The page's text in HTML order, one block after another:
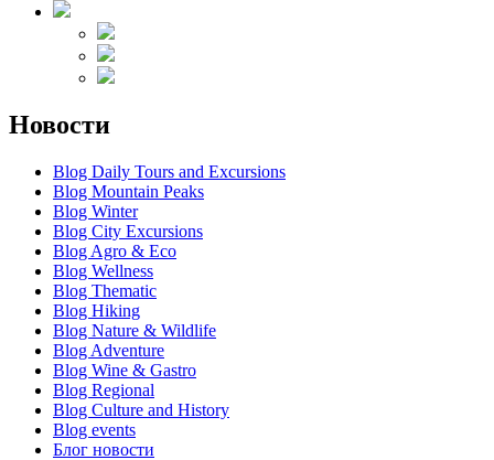
Новости
Blog Daily Tours and Excursions
Blog Mountain Peaks
Blog Winter
Blog City Excursions
Blog Agro & Eco
Blog Wellness
Blog Thematic
Blog Hiking
Blog Nature & Wildlife
Blog Adventure
Blog Wine & Gastro
Blog Regional
Blog Culture and History
Blog events
Блог новости